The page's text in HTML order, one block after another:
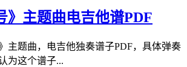
》主题曲电吉他谱PDF
主题曲，电吉他独奏谱子PDF，具体弹奏
为这个谱子...